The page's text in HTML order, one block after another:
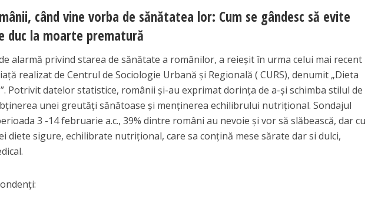
când vine vorba de sănătatea lor: Cum se gândesc să evite
duc la moarte prematură
alarmă privind starea de sănătate a românilor, a reieșit în urma celui mai recent
realizat de Centrul de Sociologie Urbană şi Regională ( CURS), denumit „Dieta
Potrivit datelor statistice, românii și-au exprimat dorința de a-și schimba stilul de
unei greutăți sănătoase și menținerea echilibrului nutrițional. Sondajul
3 -14 februarie a.c., 39% dintre români au nevoie și vor să slăbească, dar cu
diete sigure, echilibrate nutrițional, care sa conțină mese sărate dar si dulci,